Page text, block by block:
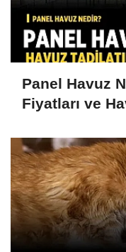
Panel Havuz
Fiyatları ve